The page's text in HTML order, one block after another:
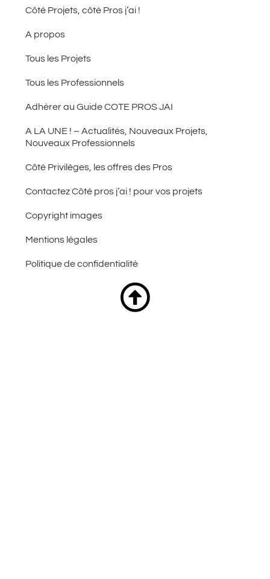
Côté Projets, côté Pros j’ai !
A propos
Tous les Projets
Tous les Professionnels
Adhérer au Guide COTE PROS JAI
A LA UNE ! – Actualités, Nouveaux Projets,
Nouveaux Professionnels
Côté Privilèges, les offres des Pros
Contactez Côté pros j’ai ! pour vos projets
Copyright images
Mentions légales
Politique de confidentialité